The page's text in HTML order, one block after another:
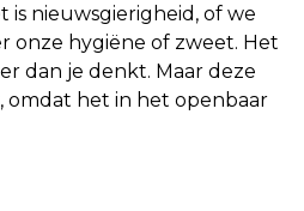
is nieuwsgierigheid, of we
onze hygiëne of zweet. Het
dan je denkt. Maar deze
omdat het in het openbaar